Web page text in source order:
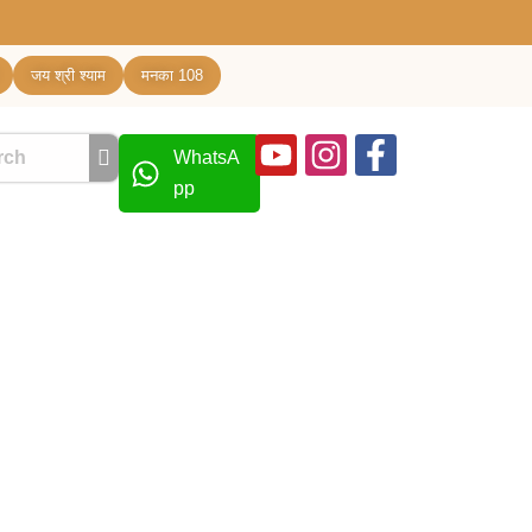
जय श्री श्याम मनका 108
WhatsA
pp
Youtube
Instagram
f